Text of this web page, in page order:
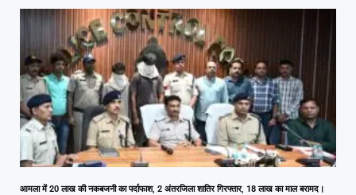
आमला में 20 लाख की नकबजनी का पर्दाफाश, 2 अंतरजिला शातिर गिरफ्तार, 18 लाख का माल बरामद।